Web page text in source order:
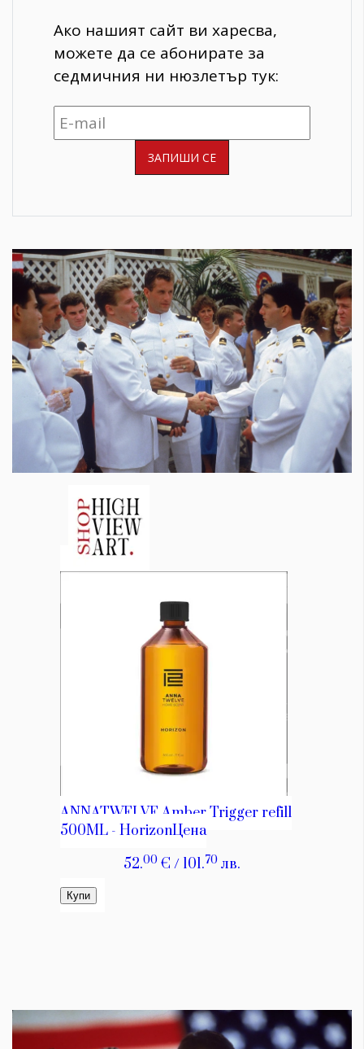
Ако нашият сайт ви харесва,
можете да се абонирате за
седмичния ни нюзлетър тук: